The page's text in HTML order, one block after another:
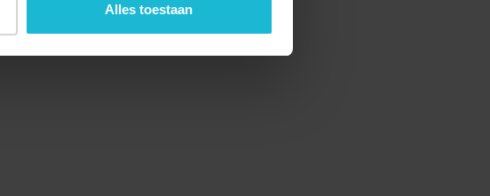
Alles toestaan
wordt ondersteund door de